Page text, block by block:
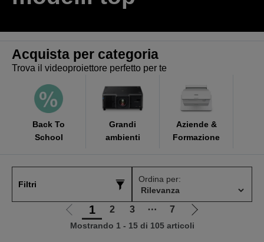
Acquista per categoria
Trova il videoproiettore perfetto per te
Back To
School
Grandi
ambienti
Aziende &
Formazione
Filtri
Ordina per:
Vai
alla
1 2 3 ⋯ 7
Vai
alla
Mostrando 1 - 15 di 105 articoli